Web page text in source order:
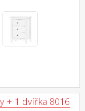
+ 1 dvířka 8016